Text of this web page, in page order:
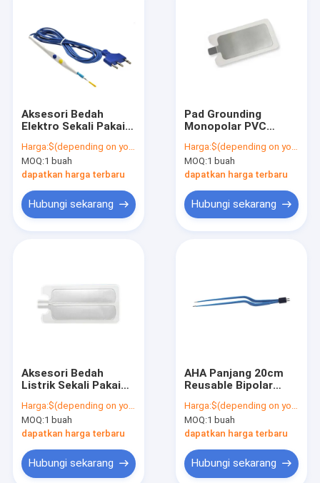
Tentang kita
Sensor SPO2 sekali pakai
Probe Spo2 sekali pakai
Aksesori Bedah
Elektro Sekali Pakai,
Pemotong
Harga:$(depending on your order qty)
MOQ:1 buah
dapatkan harga terbaru
Hubungi sekarang
Pad Grounding
Monopolar PVC
untuk Medis Bedah
Harga:$(depending on your order qty)
MOQ:1 buah
dapatkan harga terbaru
Hubungi sekarang
Aksesori Bedah
Listrik Sekali Pakai
grounding pad
Harga:$(depending on your order qty)
MOQ:1 buah
dapatkan harga terbaru
Hubungi sekarang
AHA Panjang 20cm
Reusable Bipolar
ESU Accessories
Harga:$(depending on your order qty)
MOQ:1 buah
dapatkan harga terbaru
Hubungi sekarang